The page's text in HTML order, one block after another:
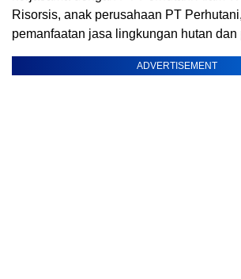
Risorsis, anak perusahaan PT
pemanfaatan jasa lingkungan hutan dan
ADVERTISEMENT